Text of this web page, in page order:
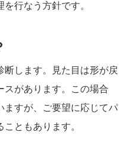
行なう方針です。
断します。見た目は形が戻
スがあります。この場合
ますが、ご要望に応じてパ
ともあります。